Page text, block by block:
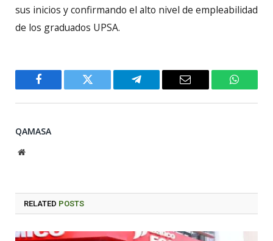
sus inicios y confirmando el alto nivel de empleabilidad
de los graduados UPSA.
Facebook Twitter Telegram Email
QAMASA
Website
RELATED POSTS